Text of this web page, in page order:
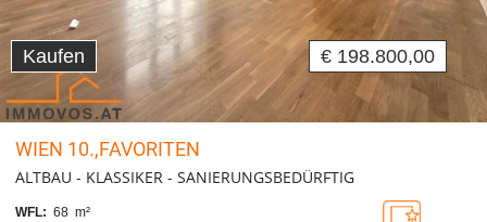
Kaufen € 198.800,00
WIEN 10.,FAVORITEN
ALTBAU - KLASSIKER - SANIERUNGSBEDÜRFTIG
WFL: 68 m²